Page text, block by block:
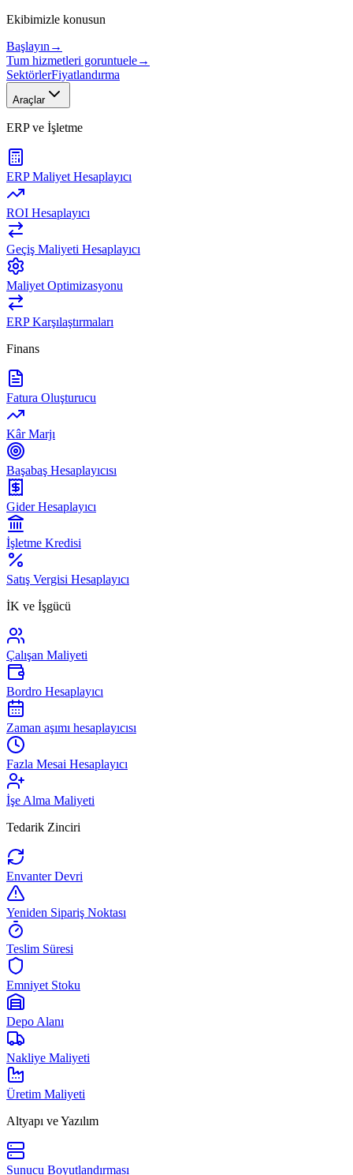
Ekibimizle konusun
Başlayın →
Tum hizmetleri goruntuele→
SektörlerFiyatlandırma
Araçlar
ERP ve İşletme
ERP Maliyet Hesaplayıcı
ROI Hesaplayıcı
Geçiş Maliyeti Hesaplayıcı
Maliyet Optimizasyonu
ERP Karşılaştırmaları
Finans
Fatura Oluşturucu
Kâr Marjı
Başabaş Hesaplayıcısı
Gider Hesaplayıcı
İşletme Kredisi
Satış Vergisi Hesaplayıcı
İK ve İşgücü
Çalışan Maliyeti
Bordro Hesaplayıcı
Zaman aşımı hesaplayıcısı
Fazla Mesai Hesaplayıcı
İşe Alma Maliyeti
Tedarik Zinciri
Envanter Devri
Yeniden Sipariş Noktası
Teslim Süresi
Emniyet Stoku
Depo Alanı
Nakliye Maliyeti
Üretim Maliyeti
Altyapı ve Yazılım
Sunucu Boyutlandırması